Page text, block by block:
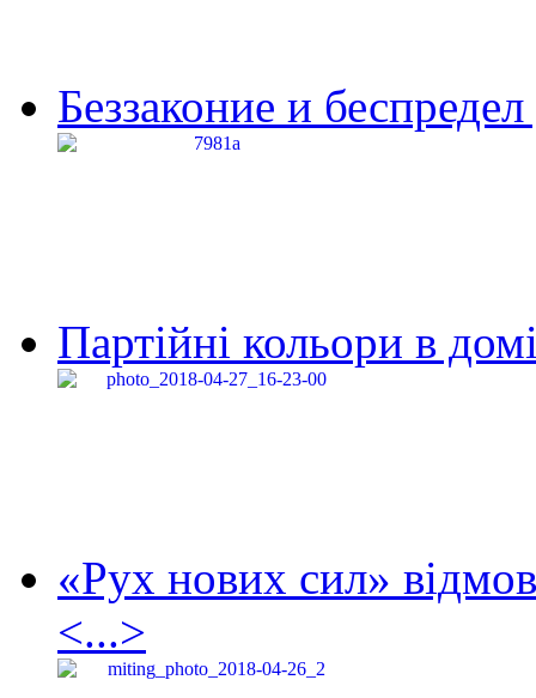
Беззаконие и
Партійні кольори в
«Рух нових сил»
<...>